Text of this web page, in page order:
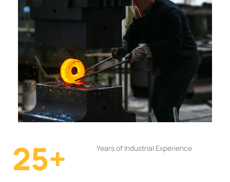
25+ Years of Industrial Experience